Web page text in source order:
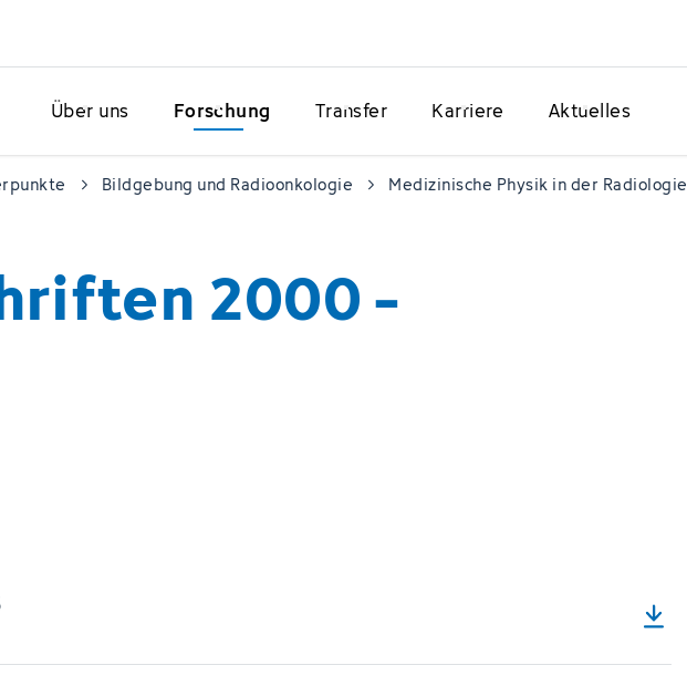
Über uns Forschung Transfer Karriere Aktuelles
Bildgebung und Radioonkologie Medizinische Physik in der Radiologie
2000 -